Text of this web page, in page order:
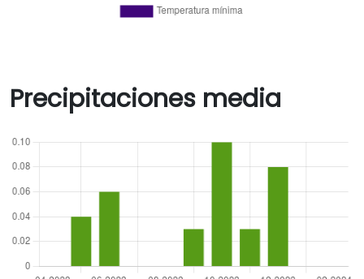
Precipitaciones media